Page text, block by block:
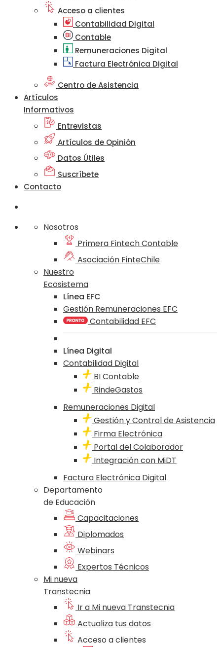
Acceso a clientes
Contabilidad Digital
Contable
Remuneraciones Digital
Factura Electrónica Digital
Centro de Asistencia
Artículos
Informativos
Entrevistas
Artículos de Opinión
Datos Útiles
Suscríbete
Contacto
Nosotros
Primera Fintech Contable
Asociación FinteChile
Nuestro
Ecosistema
Línea EFC
Gestión Remuneraciones EFC
Contabilidad EFC
Línea Digital
Contabilidad Digital
BI Contable
RindeGastos
Remuneraciones Digital
Gestión y Control de Asistencia
Firma Electrónica
Portal del Colaborador
Integración con MiDT
Factura Electrónica Digital
Departamento
de Educación
Capacitaciones
Diplomados
Webinars
Expertos Técnicos
Mi nueva
Transtecnia
Ir a Mi nueva Transtecnia
Actualiza tus datos
Acceso a clientes